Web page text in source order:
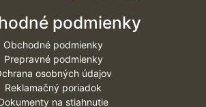
podmienky
Obchodné podmienky
Prepravné podmienky
osobných údajov
Reklamačný poriadok
na stiahnutie